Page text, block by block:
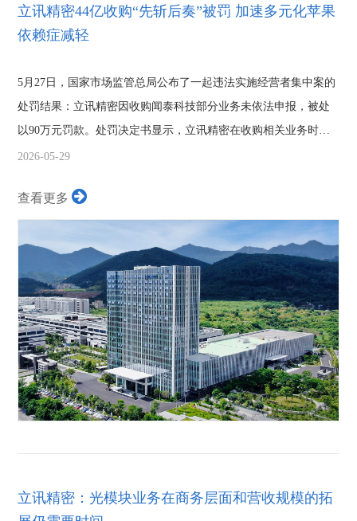
立讯精密44亿收购“先斩后奏”被罚 加速多元化苹果
依赖症减轻
5月27日，国家市场监管总局公布了一起违法实施经营者集中案的
处罚结果：立讯精密因收购闻泰科技部分业务未依法申报，被处
以90万元罚款。处罚决定书显示，立讯精密在收购相关业务时，
未依法事先申...
2026-05-29
查看更多
立讯精密：光模块业务在商务层面和营收规模的拓